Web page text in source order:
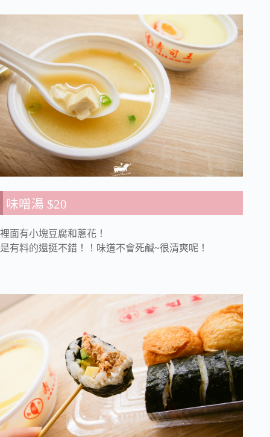
味噌湯 $20
裡面有小塊豆腐和蔥花！
是有料的還挺不錯！！味道不會死鹹~很清爽呢！